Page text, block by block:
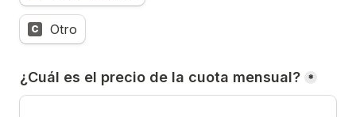
C Otro
¿Cuál es el precio de la cuota mensual? *